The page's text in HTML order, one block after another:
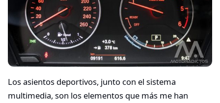
Los asientos deportivos, junto con el sistema
multimedia, son los elementos que más me han